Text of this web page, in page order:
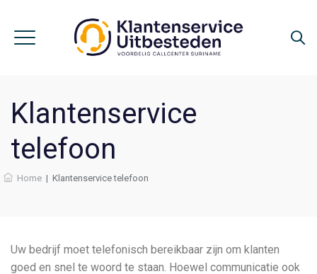
Klantenservice
telefoon
Home | Klantenservice telefoon
Uw bedrijf moet telefonisch bereikbaar zijn om klanten
goed en snel te woord te staan. Hoewel communicatie ook